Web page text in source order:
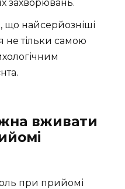
захворювань.
що найсерйозніші
не тільки самою
вживати
при прийомі